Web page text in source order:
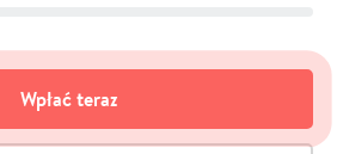
Wpłać teraz